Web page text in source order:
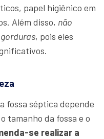
papel higiênico em
Além disso, não
, pois eles
fossa séptica depende
tamanho da fossa e o
se realizar a